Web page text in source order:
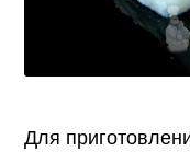
Для